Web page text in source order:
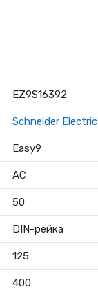
EZ9S16392
Schneider Electric
Easy9
AC
50
DIN-рейка
125
400